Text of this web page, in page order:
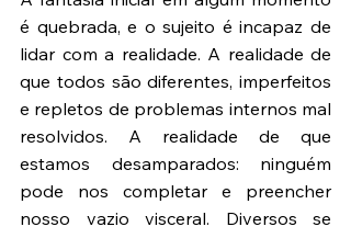
é quebrada, e o sujeito é incapaz de
lidar com a realidade. A realidade de
que todos são diferentes, imperfeitos
e repletos de problemas internos mal
resolvidos. A realidade de que
estamos desamparados: ninguém
pode nos completar e preencher
nosso vazio visceral. Diversos se